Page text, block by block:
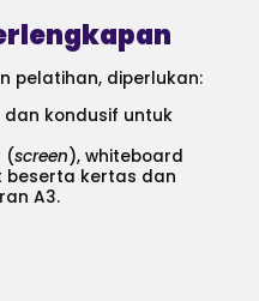
pelatihan, diperlukan:
kondusif untuk
(screen), whiteboard
beserta kertas dan
A3.